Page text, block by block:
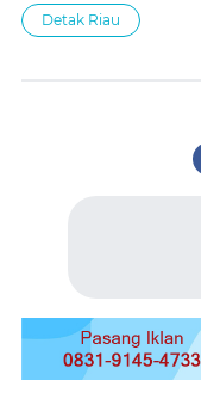
Detak Riau